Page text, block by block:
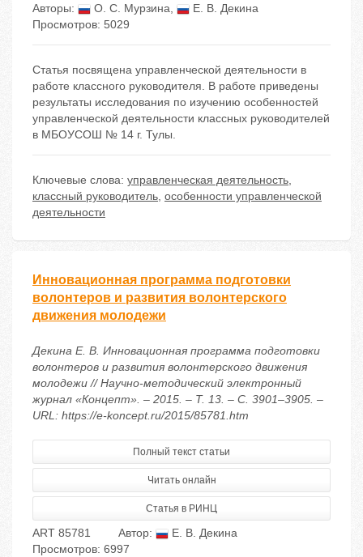
Авторы:
О. С. Мурзина,
Е. В. Декина
Просмотров: 5029
Статья посвящена управленческой деятельности в
работе классного руководителя. В работе приведены
результаты исследования по изучению особенностей
управленческой деятельности классных руководителей
в МБОУСОШ № 14 г. Тулы.
Ключевые слова: управленческая деятельность,
классный руководитель, особенности управленческой
деятельности
Инновационная программа подготовки
волонтеров и развития волонтерского
движения молодежи
Декина Е. В. Инновационная программа подготовки
волонтеров и развития волонтерского движения
молодежи // Научно-методический электронный
журнал «Концепт». – 2015. – Т. 13. – С. 3901–3905. –
URL: https://e-koncept.ru/2015/85781.htm
Полный текст статьи
Читать онлайн
Статья в РИНЦ
ART 85781 Автор:
Е. В. Декина
Просмотров: 6997